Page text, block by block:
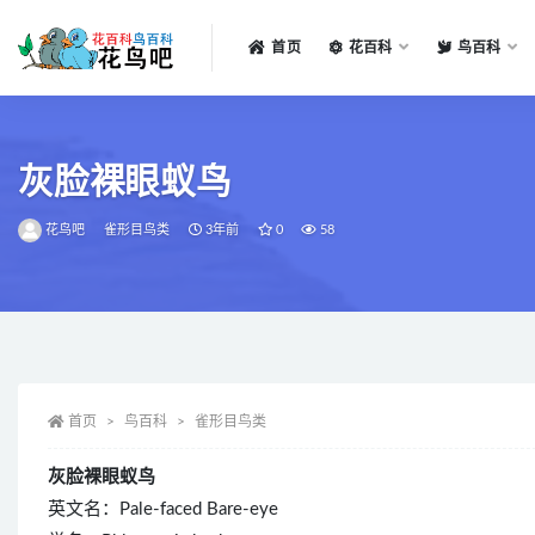
首页 花百科 鸟百科
灰脸裸眼蚁鸟
花鸟吧 雀形目鸟类 3年前 0 58
首页 鸟百科 雀形目鸟类
灰脸裸眼蚁鸟
英文名：Pale-faced Bare-eye